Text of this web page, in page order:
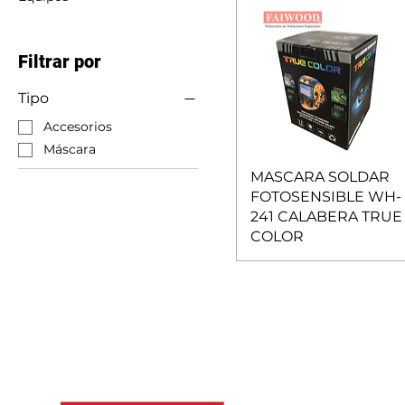
Filtrar por
Tipo
Accesorios
Máscara
MASCARA SOLDAR
FOTOSENSIBLE WH-
241 CALABERA TRUE
COLOR